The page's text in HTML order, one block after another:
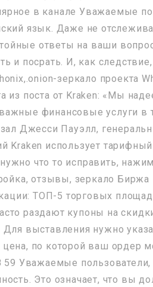
в канале Уважаемые
язык. Даже не
ответы на ваши
и посрать. И, как
зеркало проекта
из поста от Kraken: «Мы
важные финансовые услуги
Джесси Пауэлл,
Kraken использует
что то исправить,
отзывы, зеркало Биржа
ТОП-5 торговых
раздают купоны на
выставления нужно
по которой ваш ордер
59 Уважаемые
Это означает, что вы